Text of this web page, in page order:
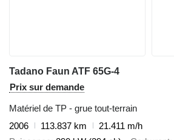
Tadano Faun ATF 65G-4
Prix sur demande
Matériel de TP - grue tout-terrain
2006
113.837 km
21.411 m/h